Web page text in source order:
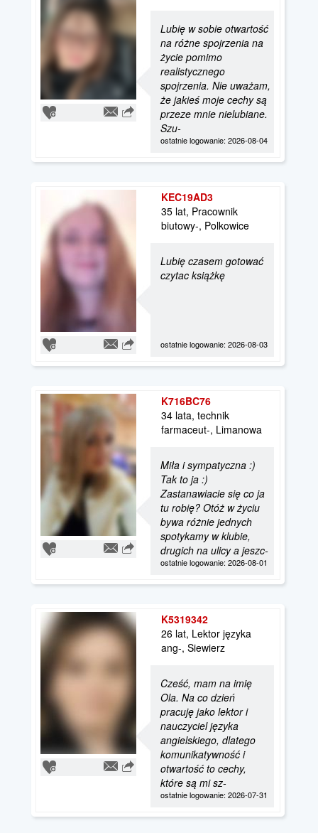
Lubię w sobie otwartość
na różne spojrzenia na
życie pomimo
realistycznego
spojrzenia. Nie uważam,
że jakieś moje cechy są
przeze mnie nielubiane.
Szu-
ostatnie logowanie: 2026-08-04
KEC19AD3
35 lat, Pracownik
biutowy-, Polkowice
Lubię czasem gotować
czytac książkę
ostatnie logowanie: 2026-08-03
K716BC76
34 lata, technik
farmaceut-, Limanowa
Miła i sympatyczna :)
Tak to ja :)
Zastanawiacie się co ja
tu robię? Otóż w życiu
bywa różnie jednych
spotykamy w klubie,
drugich na ulicy a jeszc-
ostatnie logowanie: 2026-08-01
K5319342
26 lat, Lektor języka
ang-, Siewierz
Cześć, mam na imię
Ola. Na co dzień
pracuję jako lektor i
nauczyciel języka
angielskiego, dlatego
komunikatywność i
otwartość to cechy,
które są mi sz-
ostatnie logowanie: 2026-07-31